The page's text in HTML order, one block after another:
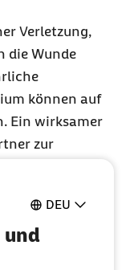
DEU
und
Verletzung,
die Wunde
können auf
Ein wirksamer
zur
ausreicht,
aber
im